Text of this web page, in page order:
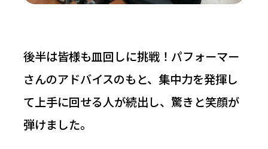
後半は皆様も皿回しに挑戦！パフォーマー
さんのアドバイスのもと、集中力を発揮し
て上手に回せる人が続出し、驚きと笑顔が
弾けました。